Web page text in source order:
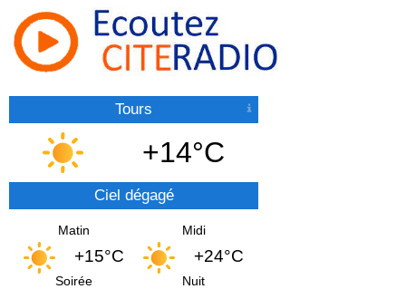
Tours
+14°C
Ciel dégagé
Matin
+15°C
Midi
+24°C
Soirée Nuit